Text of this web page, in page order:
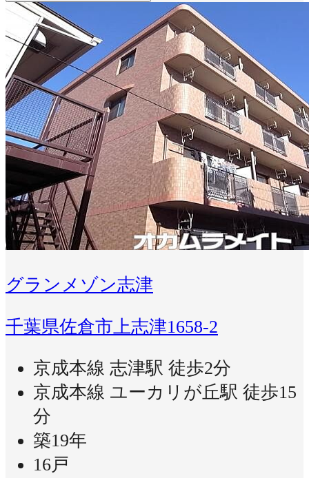
グランメゾン志津
千葉県佐倉市上志津1658-2
京成本線 志津駅 徒歩2分
京成本線 ユーカリが丘駅 徒歩15
分
築19年
16戸